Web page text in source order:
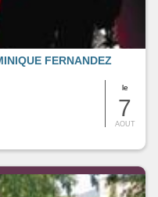
le
7
AOUT
FERNANDEZ